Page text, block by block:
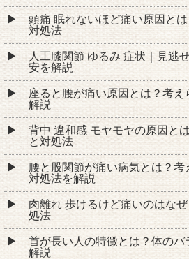
頭痛 眠れないほど痛い原因と
対処法
人工膝関節 ゆるみ 症状｜見逃
安を解説
座ると腰が痛い原因とは？考
解説
背中 違和感 モヤモヤの原因と
と対処法
腰と股関節が痛い病気とは？考
対処法を解説
肉離れ 歩けるけど痛いのはな
処法
首が長い人の特徴とは？体のバ
解説